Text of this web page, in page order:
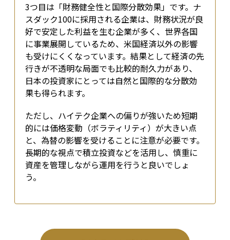
3つ目は「財務健全性と国際分散効果」です。ナ
スダック100に採用される企業は、財務状況が良
好で安定した利益を生む企業が多く、世界各国
に事業展開しているため、米国経済以外の影響
も受けにくくなっています。結果として経済の先
行きが不透明な局面でも比較的耐久力があり、
日本の投資家にとっては自然と国際的な分散効
果も得られます。
ただし、ハイテク企業への偏りが強いため短期
的には価格変動（ボラティリティ）が大きい点
と、為替の影響を受けることに注意が必要です。
長期的な視点で積立投資などを活用し、慎重に
資産を管理しながら運用を行うと良いでしょ
う。